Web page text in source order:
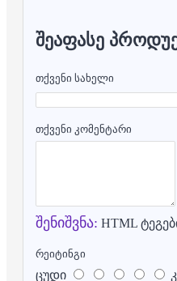
ᲨᲔᲐᲤᲐᲡᲔ
თქვენი სახელი
თქვენი კომენტარი
შენიშვნა: HTML
რეიტინგი
ცუდი